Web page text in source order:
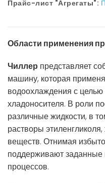
Прайс-лист "Агрегаты":
Области применения
Чиллер представляет
машину, которая
водоохлаждения с
хладоносителя. В роли
различные жидкости, в
растворы
веществ. Отнимая
поддерживают заданные
процессов.